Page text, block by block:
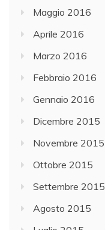
Maggio 2016
Aprile 2016
Marzo 2016
Febbraio 2016
Gennaio 2016
Dicembre 2015
Novembre 2015
Ottobre 2015
Settembre 2015
Agosto 2015